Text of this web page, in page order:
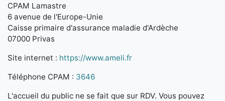
CPAM Lamastre
6 avenue de l'Europe-Unie
Caisse primaire d'assurance maladie d'Ardèche
07000 Privas
Site internet : https://www.ameli.fr
Téléphone CPAM : 3646
L'accueil du public ne se fait que sur RDV. Vous pouvez